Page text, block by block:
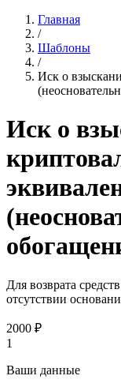
Главная
/
Шаблоны
/
Иск о
Иск о
Для возврата
отсутствии
2000 ₽
1
Ваши данные